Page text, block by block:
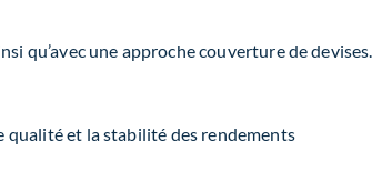
qu’avec une approche couverture de devises.
qualité et la stabilité des rendements